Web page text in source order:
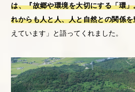
は、『故郷や環境を大切にする「環
れからも人と人、人と自然との関係
えています」と語ってくれました。